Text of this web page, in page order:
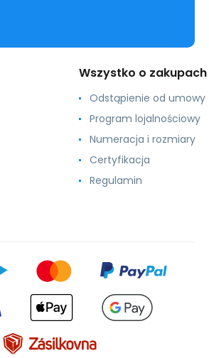
Wszystko o zakupach
Odstąpienie od umowy
Program lojalnościowy
Numeracja i rozmiary
Certyfikacja
Regulamin